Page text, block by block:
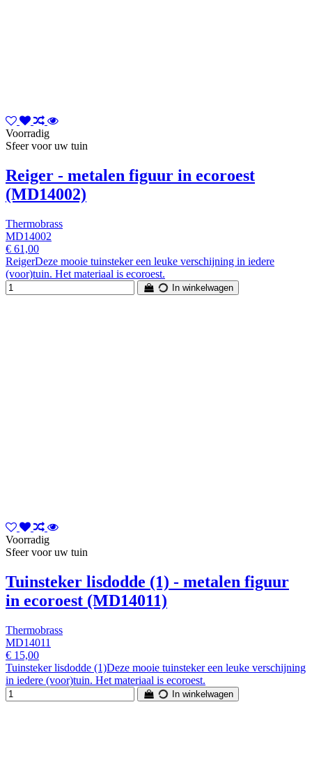
Voorradig
Sfeer voor uw tuin
Reiger - metalen figuur in ecoroest
(MD14002)
Thermobrass
MD14002
€ 61,00
ReigerDeze mooie tuinsteker een leuke verschijning in iedere
(voor)tuin. Het materiaal is ecoroest.
In winkelwagen
Voorradig
Sfeer voor uw tuin
Tuinsteker lisdodde (1) - metalen figuur
in ecoroest (MD14011)
Thermobrass
MD14011
€ 15,00
Tuinsteker lisdodde (1)Deze mooie tuinsteker een leuke verschijning
in iedere (voor)tuin. Het materiaal is ecoroest.
In winkelwagen